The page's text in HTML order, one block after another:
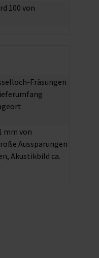
100 von
Fräsungen
mm von
Aussparungen
Akustikbild ca.